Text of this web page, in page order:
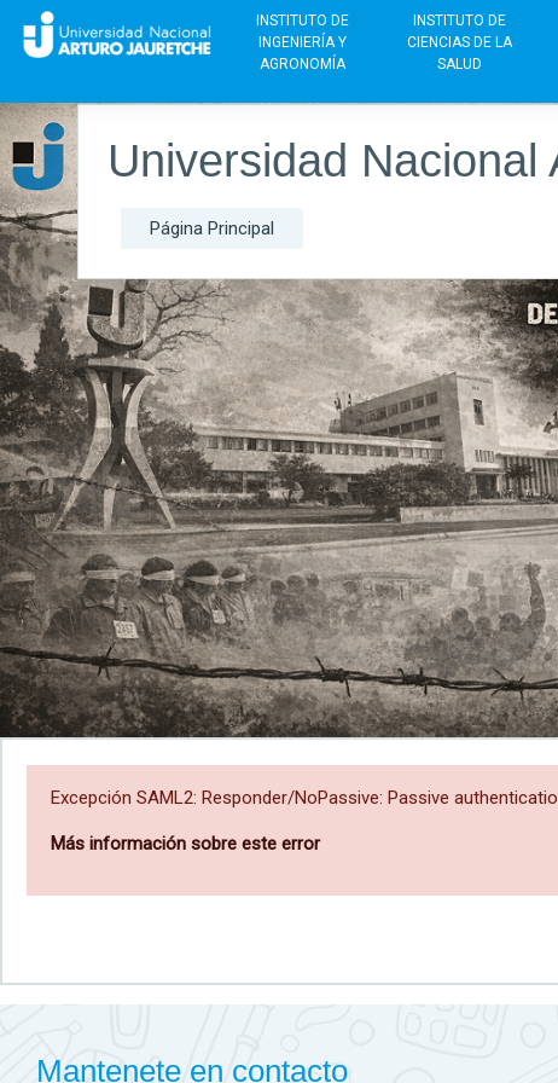
INSTITUTO DE
INGENIERÍA Y
AGRONOMÍA
INSTITUTO DE
CIENCIAS DE LA
SALUD
Universidad Nacional
Página Principal
Excepción SAML2: Responder/NoPassive: Passive
Más información sobre este error
Mantenete en contacto